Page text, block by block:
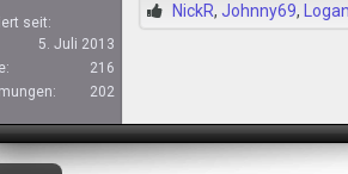
seit:
5. Juli 2013
216
202
NickR, Johnny69,